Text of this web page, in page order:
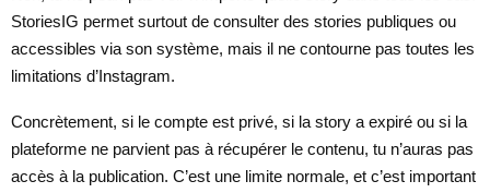
StoriesIG permet surtout de consulter des stories publiques ou
accessibles via son système, mais il ne contourne pas toutes les
limitations d’Instagram.
Concrètement, si le compte est privé, si la story a expiré ou si la
plateforme ne parvient pas à récupérer le contenu, tu n’auras pas
accès à la publication. C’est une limite normale, et c’est important